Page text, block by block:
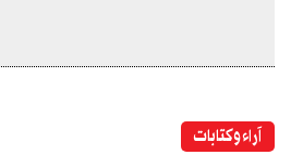
آراء وكتابات